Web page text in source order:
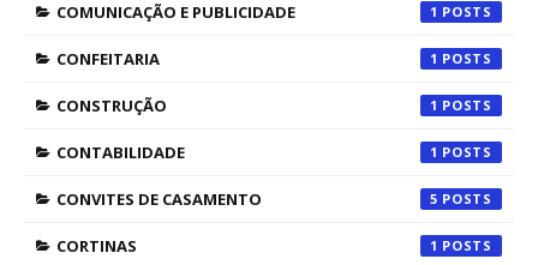
COMUNICAÇÃO E PUBLICIDADE 1
CONFEITARIA 1
CONSTRUÇÃO 1
CONTABILIDADE 1
CONVITES DE CASAMENTO 5
CORTINAS 1